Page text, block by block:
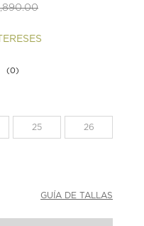
Sin
misma
(0)
25 26
GUÍA DE TALLAS